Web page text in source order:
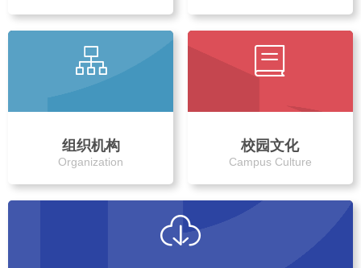
组织机构
Organization
校园文化
Campus Culture